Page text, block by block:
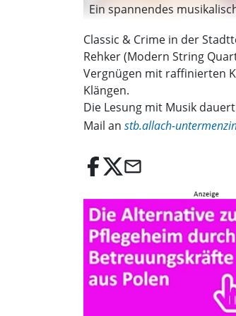
Ein spannendes
Classic & Crime in der
Rehker (Modern String
Vergnügen mit raffinierten
Klängen.
Die Lesung mit Musik
Mail an stb.allach-
email